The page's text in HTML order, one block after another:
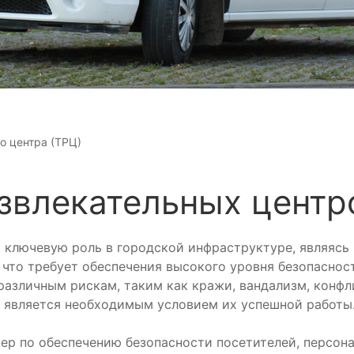
центра (ТРЦ)
роль в городской инфраструктуре,
требует обеспечения высокого уровня
рискам, таким как кражи, вандализм,
необходимым условием их успешной
обеспечению безопасности посетителей,